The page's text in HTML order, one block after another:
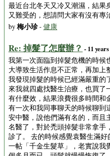
最近台北冬天又冷又潮濕，結果
又難受的，想請問大家有沒有專
by梅小珍- 健康
Re: 掉髮了怎麼辦？ - 11
我第一次面臨到掉髮危機的時候
大導致生活作息不正常，再加上
我發現掉髮的時候已經滿嚴重的
來我就四處找醫生治療，也買了
有什麼效，結果浪費很多時間和
有一次和我同事聊天的時候聊到
安中醫，說他們滿有名的，而且
名醫了，對於禿頭掉髮非常拿手
診了。 去的時候感覺袁醫生滿
一帖「千金生髮草」，老實說我